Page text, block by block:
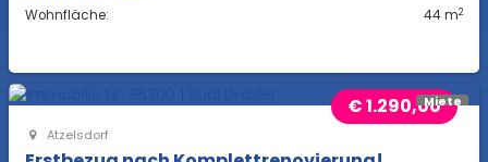
Wohnfläche: 44 m2
Miete
€ 1.290,00
Atzelsdorf